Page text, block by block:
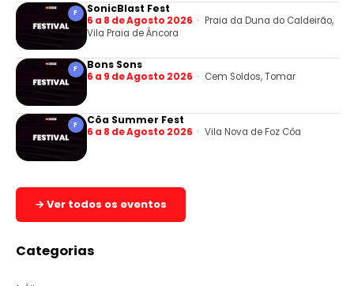
F SonicBlast Fest
6 a 8 de Agosto 2026
Praia da Duna do Caldeirão,
Vila Praia de Âncora
F Bons Sons
6 a 9 de Agosto 2026 Cem Soldos, Tomar
F Côa Summer Fest
6 a 8 de Agosto 2026 Vila Nova de Foz Côa
→ Ver todos os eventos
Categorias